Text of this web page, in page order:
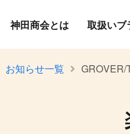
神田商会とは 取扱いブ
お知らせ一覧 GROVER/